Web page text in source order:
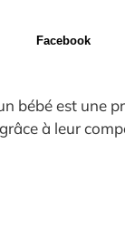
Facebook
bébé est une
à leur